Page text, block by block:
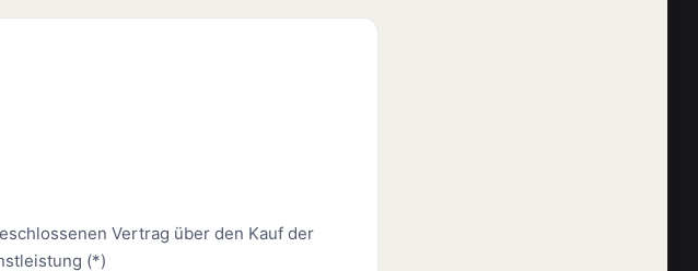
Vertrag über den Kauf der
(*)